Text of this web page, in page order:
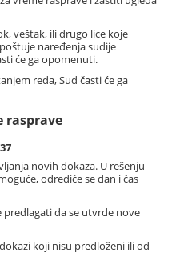
veštak, ili drugo lice koje
naređenja sudije
će ga opomenuti.
reda, Sud časti će ga
rasprave
novih dokaza. U rešenju
odrediće se dan i čas
da se utvrde nove
koji nisu predloženi ili od